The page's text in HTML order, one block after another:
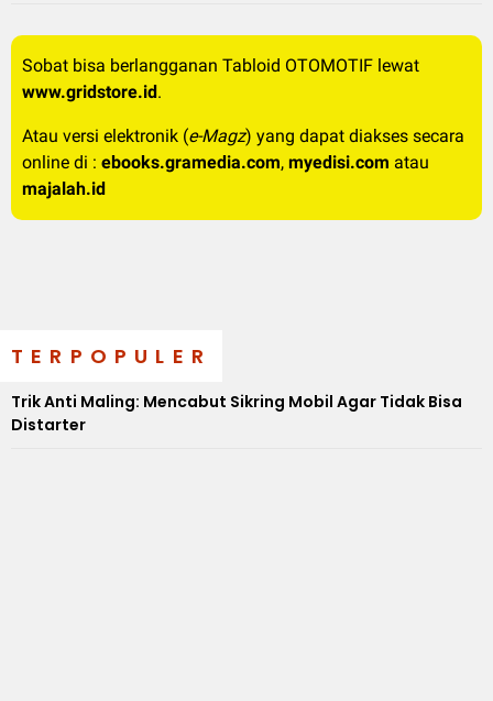
Sobat bisa berlangganan Tabloid OTOMOTIF lewat
www.gridstore.id.
Atau versi elektronik (e-Magz) yang dapat diakses secara
online di : ebooks.gramedia.com, myedisi.com atau
majalah.id
TERPOPULER
Trik Anti Maling: Mencabut Sikring Mobil Agar Tidak Bisa
Distarter